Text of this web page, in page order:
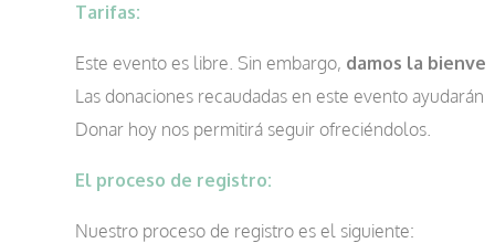
Tarifas:
Este evento es libre. Sin embargo, damos la
Las donaciones recaudadas en este evento
Donar hoy nos permitirá seguir ofreciéndolos.
El proceso de registro:
Nuestro proceso de registro es el siguiente: